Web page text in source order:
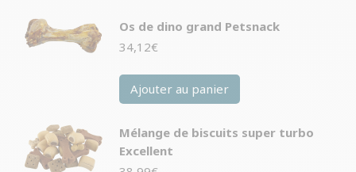
Os de dino grand Petsnack
34,12€
Ajouter au panier
Mélange de biscuits super turbo
Excellent